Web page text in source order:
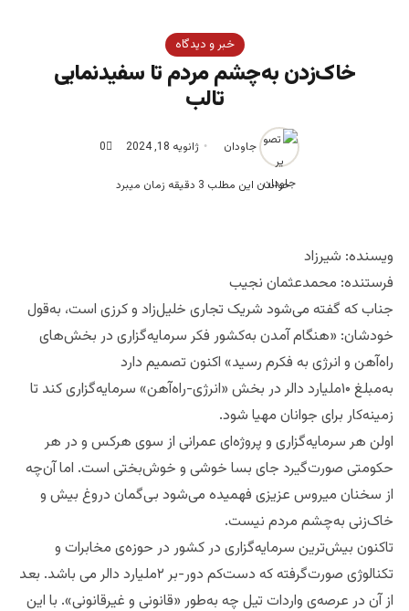
خبر و دیدگاه
خاک‌زدن به‌چشم مردم تا سفیدنمایی
تالب
جاودان ژانویه 18, 2024 0
خواندن این مطلب 3 دقیقه زمان میبرد
ویسنده‌: شیرزاد
فرستنده: محمدعثمان نجیب
جناب که گفته می‌شود شریک تجاری خلیل‌زاد و کرزی است، به‌قول
خودشان: «هنگام آمدن به‌کشور فکر سرمایه‌گزاری در بخش‌های
راه‌آهن و انرژی به فکرم رسید» اکنون تصمیم دارد
به‌مبلغ ۱۰ملیارد دالر در بخش «انرژی-راه‌آهن» سرمایه‌گزاری کند تا
زمینه‌کار برای جوانان مهیا شود.
اولن هر سرمایه‌گزاری و پروژه‌ای عمرانی از سوی هرکس و در هر
حکومتی صورت‌گیرد جای بسا خوشی و خوش‌بختی است. اما آن‌چه
از سخنان میروس عزیزی فهمیده می‌شود بی‌گمان دروغ بیش و
خاک‌زنی به‌چشم مردم نیست.
تاکنون بیش‌ترین سرمایه‌گزاری در کشور در حوزه‌‌ی مخابرات و
تکنالوژی صورت‌گرفته که دست‌کم دور-بر ۲ملیارد دالر می باشد. بعد
از آن در عرصه‌ی واردات تیل چه به‌طور «قانونی و غیرقانونی». با این‌